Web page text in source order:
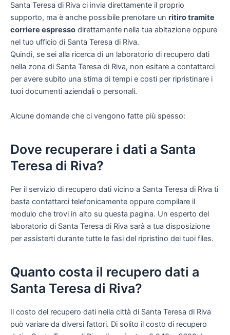
Santa Teresa di Riva ci invia direttamente il proprio
supporto, ma è anche possibile prenotare un ritiro tramite
corriere espresso direttamente nella tua abitazione oppure
nel tuo ufficio di Santa Teresa di Riva.
Quindi, se sei alla ricerca di un laboratorio di recupero dati
nella zona di Santa Teresa di Riva, non esitare a contattarci
per avere subito una stima di tempi e costi per ripristinare i
tuoi documenti aziendali o personali.
Alcune domande che ci vengono fatte più spesso:
Dove recuperare i dati a Santa
Teresa di Riva?
Per il servizio di recupero dati vicino a Santa Teresa di Riva ti
basta contattarci telefonicamente oppure compilare il
modulo che trovi in alto su questa pagina. Un esperto del
laboratorio di Santa Teresa di Riva sarà a tua disposizione
per assisterti durante tutte le fasi del ripristino dei tuoi files.
Quanto costa il recupero dati a
Santa Teresa di Riva?
Il costo del recupero dati nella città di Santa Teresa di Riva
può variare da diversi fattori. Di solito il costo di recupero